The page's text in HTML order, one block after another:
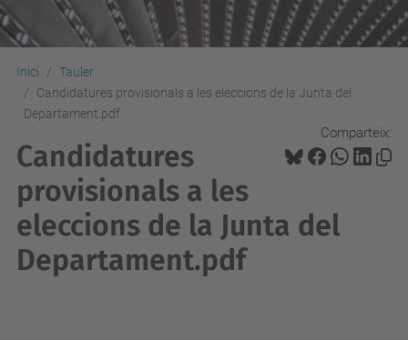
Inici
Tauler
Candidatures provisionals a les eleccions de la Junta del
Departament.pdf
Comparteix:
Candidatures
provisionals a les
eleccions de la Junta del
Departament.pdf